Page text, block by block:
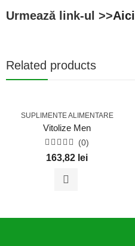
Urmează link-ul >>Aici
Related products
SUPLIMENTE ALIMENTARE
Vitolize Men
Evaluat
la
(0)
163,82 lei